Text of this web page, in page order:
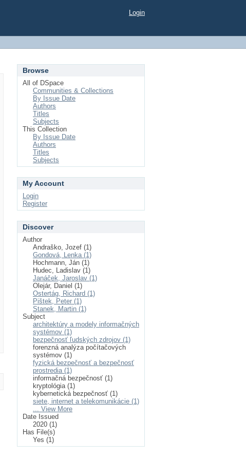
Login
Browse
All of DSpace
Communities & Collections
By Issue Date
Authors
Titles
Subjects
This Collection
By Issue Date
Authors
Titles
Subjects
My Account
Login
Register
Discover
Author
Andraško, Jozef (1)
Gondová, Lenka (1)
Hochmann, Ján (1)
Hudec, Ladislav (1)
Janáček, Jaroslav (1)
Olejár, Daniel (1)
Ostertág, Richard (1)
Pištek, Peter (1)
Stanek, Martin (1)
Subject
architektúry a modely informačných
systémov (1)
bezpečnosť ľudských zdrojov (1)
forenzná analýza počítačových
systémov (1)
fyzická bezpečnosť a bezpečnosť
prostredia (1)
informačná bezpečnosť (1)
kryptológia (1)
kybernetická bezpečnosť (1)
siete, internet a telekomunikácie (1)
... View More
Date Issued
2020 (1)
Has File(s)
Yes (1)